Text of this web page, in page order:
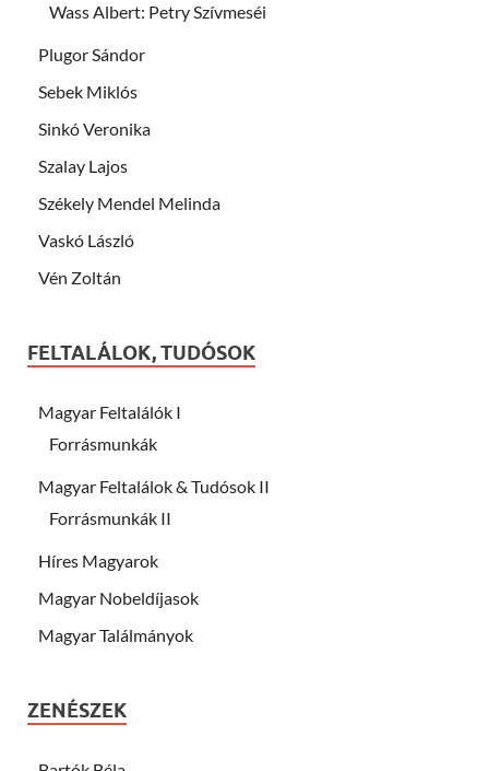
Wass Albert: Petry Szívmeséi
Plugor Sándor
Sebek Miklós
Sinkó Veronika
Szalay Lajos
Székely Mendel Melinda
Vaskó László
Vén Zoltán
FELTALÁLOK, TUDÓSOK
Magyar Feltalálók I
Forrásmunkák
Magyar Feltalálok & Tudósok II
Forrásmunkák II
Híres Magyarok
Magyar Nobeldíjasok
Magyar Találmányok
ZENÉSZEK